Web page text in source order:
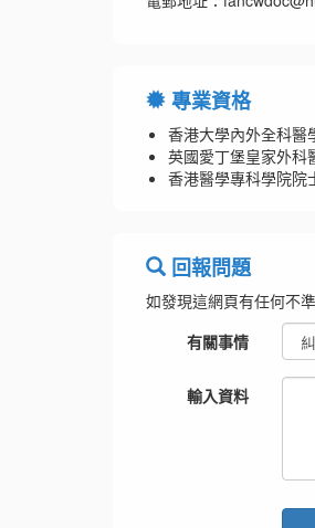
專業資格
香港大學內外全科醫
英國愛丁堡皇家外科
香港醫學專科學院
回報問題
如發現這網頁有任何不
有關事情
輸入資料